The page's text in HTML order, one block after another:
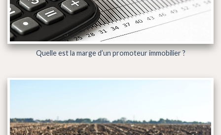
Quelle est la marge d’un promoteur immobilier ?